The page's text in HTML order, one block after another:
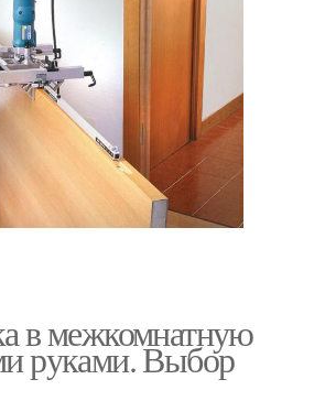
в межкомнатную
руками. Выбор